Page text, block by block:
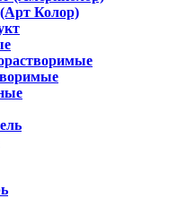
Колор)